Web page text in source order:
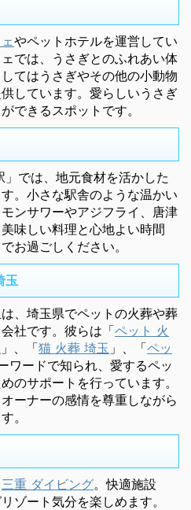
やペットホテルを運営してい
では、うさぎとのふれあい体
てはうさぎやその他の小動物
しています。愛らしいうさぎ
できるスポットです。
」では、地元食材を活かした
。小さな駅舎のような温かい
ンサワーやアジフライ、唐津
味しい料理と心地よい時間
でお過ごしください。
玉
、埼玉県でペットの火葬や葬
社です。彼らは「ペット 火
」、「猫 火葬 埼玉 」、「ペッ
ワードで知られ、愛するペッ
のサポートを行っています。
ーナーの感情を尊重しながら
。
三重 ダイビング。快適施設
ゾート気分を楽しめます。